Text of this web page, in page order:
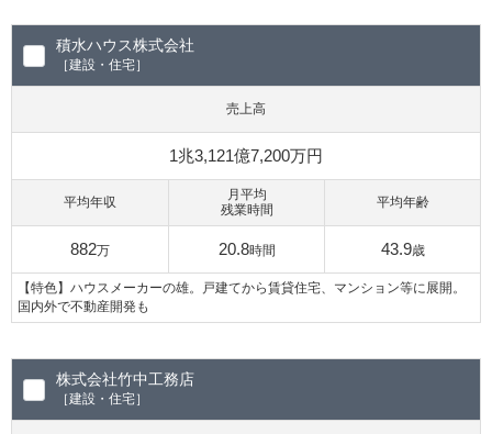
積水ハウス株式会社
［建設・住宅］
売上高
1兆3,121億7,200万円
平均年収
882万
月平均
残業時間
20.8時間
平均年齢
43.9歳
【特色】ハウスメーカーの雄。戸建てから賃貸住宅、マンション等に展開。
国内外で不動産開発も
株式会社竹中工務店
［建設・住宅］